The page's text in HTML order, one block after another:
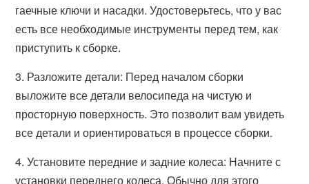
гаечные ключи и насадки. Удостоверьтесь, что у вас
есть все необходимые инструменты перед тем, как
приступить к сборке.
3. Разложите детали: Перед началом сборки
выложите все детали велосипеда на чистую и
просторную поверхность. Это позволит вам увидеть
все детали и ориентироваться в процессе сборки.
4. Установите передние и задние колеса: Начните с
установки переднего колеса. Обычно для этого